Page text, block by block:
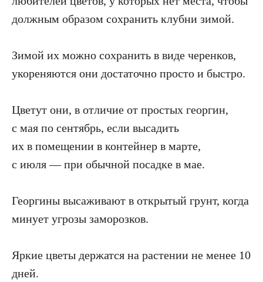
должным образом сохранить клубни зимой.
Зимой их можно сохранить в виде черенков,
укореняются они достаточно просто и быстро.
Цветут они, в отличие от простых георгин,
с мая по сентябрь, если высадить
их в помещении в контейнер в марте,
с июля — при обычной посадке в мае.
Георгины высаживают в открытый грунт, когда
минует угрозы заморозков.
Яркие цветы держатся на растении не менее 10
дней.